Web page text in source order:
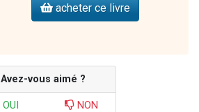
acheter ce livre
Avez-vous aimé ?
OUI NON